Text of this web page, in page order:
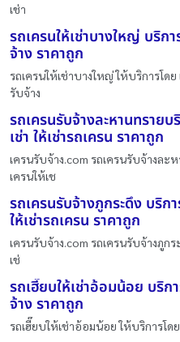
เช่า
รถเครนให้เช่าบางใหญ่ บริก
จ้าง ราคาถูก
รถเครนให้เช่าบางใหญ่ ให้บริการโด
รับจ้าง
รถเครนรับจ้างละหานทรายบ
เช่า ให้เช่ารถเครน ราคาถูก
เครนรับจ้าง.com รถเครนรับจ้างละ
เครนให้เช
รถเครนรับจ้างภูกระดึง บริก
ให้เช่ารถเครน ราคาถูก
เครนรับจ้าง.com รถเครนรับจ้างภูก
เช่
รถเฮี๊ยบให้เช่าอ้อมน้อย บริก
จ้าง ราคาถูก
รถเฮี๊ยบให้เช่าอ้อมน้อย ให้บริการโด